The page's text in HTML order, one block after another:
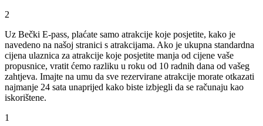
2
Uz Bečki E-pass, plaćate samo atrakcije koje posjetite, kako je
navedeno na našoj stranici s atrakcijama. Ako je ukupna standardna
cijena ulaznica za atrakcije koje posjetite manja od cijene vaše
propusnice, vratit ćemo razliku u roku od 10 radnih dana od vašeg
zahtjeva. Imajte na umu da sve rezervirane atrakcije morate otkazati
najmanje 24 sata unaprijed kako biste izbjegli da se računaju kao
iskorištene.
1